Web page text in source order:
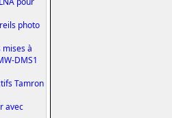
photo
mises à
DMS1
Tamron
avec